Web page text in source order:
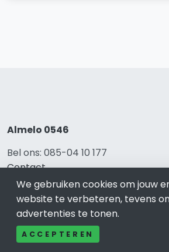
Almelo 0546
Bel ons: 085-04 10 177
Contact
Adverteren
Over ons
Cookieverklaring
Avg
Privacy
We gebruiken cookies om jouw
website te verbeteren, tevens
advertenties te tonen.
ACCEPTEREN